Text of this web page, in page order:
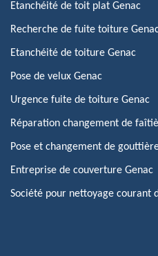
Etanchéité de toit plat Genac
Recherche de fuite toiture
Etanchéité de toiture Genac
Pose de velux Genac
Urgence fuite de toiture Genac
Réparation changement de
Pose et changement de
Entreprise de couverture Genac
Société pour nettoyage courant